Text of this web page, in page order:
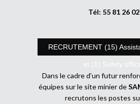
Tél: 55 81 26 02
RECRUTEMENT (15)
et (1) Safety
Dans le cadre d’un futur
équipes sur le site minier de
recrutons les postes